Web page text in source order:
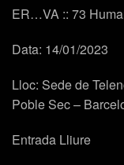
ER…VA :: 73
Data: 14/01/2023
Lloc: Sede de
Poble Sec –
Entrada Lliure